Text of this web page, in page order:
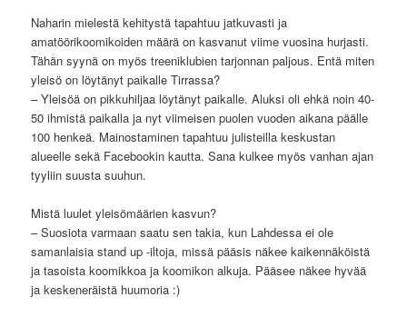
Naharin mielestä kehitystä tapahtuu jatkuvasti ja
amatöörikoomikoiden määrä on kasvanut viime vuosina hurjasti.
Tähän syynä on myös treeniklubien tarjonnan paljous. Entä miten
yleisö on löytänyt paikalle Tirrassa?
– Yleisöä on pikkuhiljaa löytänyt paikalle. Aluksi oli ehkä noin 40-
50 ihmistä paikalla ja nyt viimeisen puolen vuoden aikana päälle
100 henkeä. Mainostaminen tapahtuu julisteilla keskustan
alueelle sekä Facebookin kautta. Sana kulkee myös vanhan ajan
tyyliin suusta suuhun.
Mistä luulet yleisömäärien kasvun?
– Suosiota varmaan saatu sen takia, kun Lahdessa ei ole
samanlaisia stand up -iltoja, missä pääsis näkee kaikennäköistä
ja tasoista koomikkoa ja koomikon alkuja. Pääsee näkee hyvää
ja keskeneräistä huumoria :)